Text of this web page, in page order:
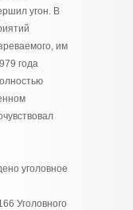
угон. В
им
года
уголовное
Уголовного